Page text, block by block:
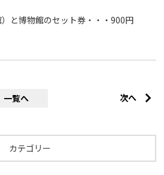
と博物館のセット券・・・900円
一覧へ 次へ
カテゴリー